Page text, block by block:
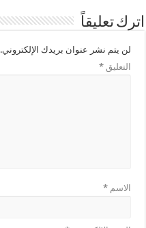
اترك تعليقاً
لن يتم نشر عنوان بريدك الإلكتروني.
التعليق*
الاسم*